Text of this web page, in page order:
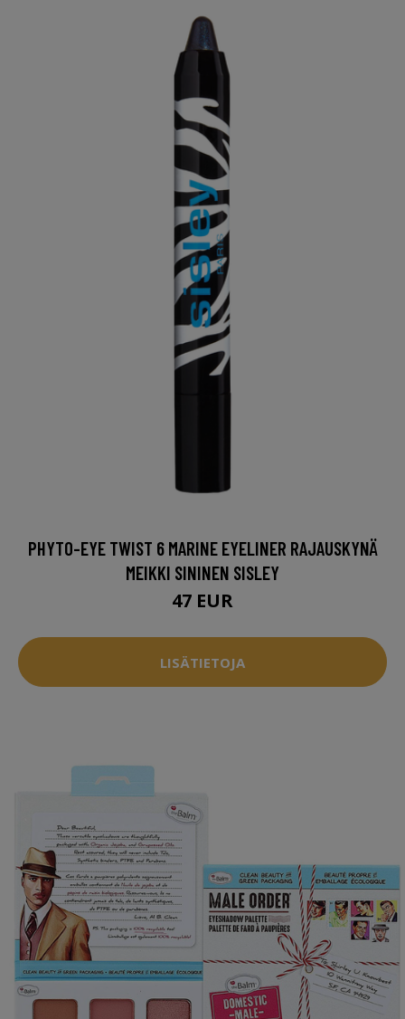
PHYTO-EYE TWIST 6 MARINE EYELINER RAJAUSKYNÄ
MEIKKI SININEN SISLEY
47 EUR
LISÄTIETOJA